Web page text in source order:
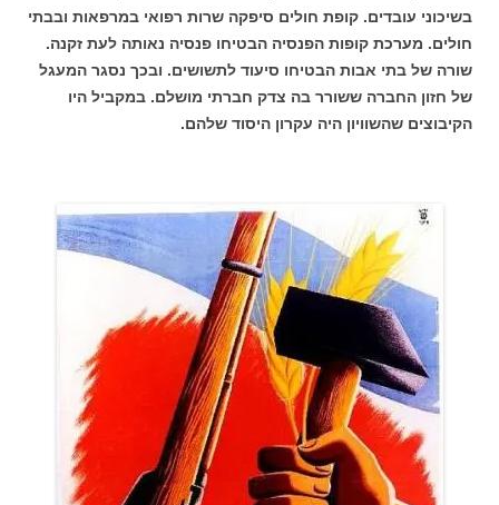
בשיכוני עובדים. קופת חולים סיפקה שרות רפואי במרפאות ובבתי
חולים. מערכת קופות הפנסיה הבטיחו פנסיה נאותה לעת זקנה.
שורה של בתי אבות הבטיחו סיעוד לתשושים. ובכך נסגר המעגל
של חזון החברה ששורר בה צדק חברתי מושלם. במקביל היו
הקיבוצים שהשוויון היה עקרון היסוד שלהם.